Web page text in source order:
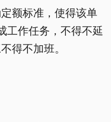
额标准，使得该单
工作任务，不得不延
得不加班。